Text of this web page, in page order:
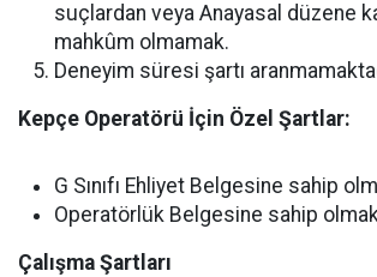
suçlardan veya Anayasal düzene
mahkûm olmamak.
Deneyim süresi şartı
Kepçe Operatörü İçin Özel Şartlar:
G Sınıfı Ehliyet Belgesine sahip
Operatörlük Belgesine sahip
Çalışma Şartları